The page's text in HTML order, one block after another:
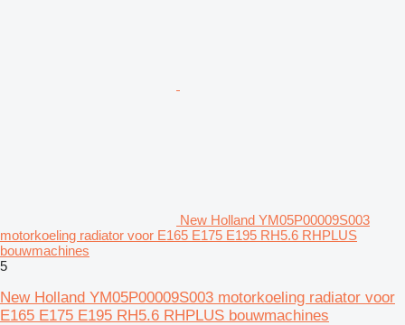
New Holland YM05P00009S003
motorkoeling radiator voor E165 E175 E195 RH5.6 RHPLUS
bouwmachines
5
New Holland YM05P00009S003 motorkoeling radiator voor
E165 E175 E195 RH5.6 RHPLUS bouwmachines